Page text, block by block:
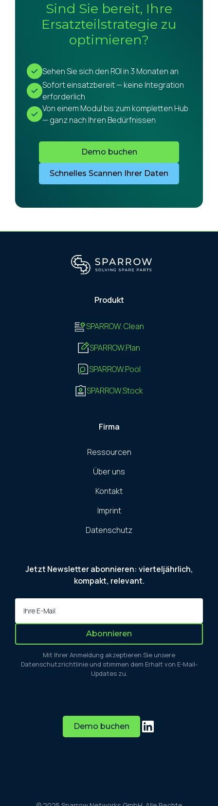
Sind Sie bereit, Ihre
Ersatzteilstrategie zu
optimieren?
Sehen Sie sich den ROI in 3 Monaten an
Sofort einsatzbereit — keine Integration
erforderlich
Von einem Modul bis zum kompletten Hub
— ganz nach Ihren Bedürfnissen
Demo buchen
Schnelles Scannen Ihrer Daten
Produkt
SPARROW. Clean
SPARROW.Plan
SPARROW.Pool
SPARROW.Stock
Firma
Ressourcen
Über uns
Kontakt
Imprint
Datenschutz
Jetzt Newsletter abonnieren: vierteljährlich,
kompakt, relevant.
Mit Ihrer Anmeldung akzeptieren Sie unsere
Datenschutzrichtlinie und stimmen dem Erhalt von E-Mail-
Updates zu.
Demo buchen